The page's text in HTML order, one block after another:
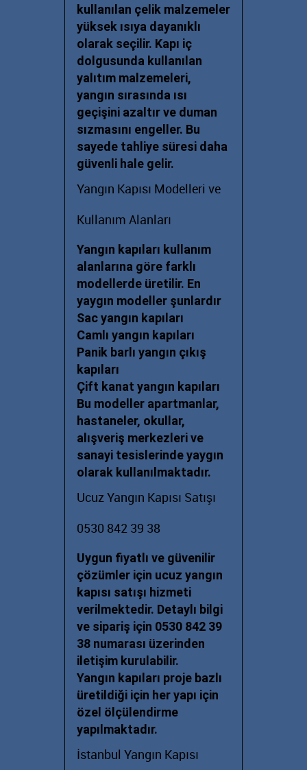
kullanılan çelik malzemeler
yüksek ısıya dayanıklı
olarak seçilir. Kapı iç
dolgusunda kullanılan
yalıtım malzemeleri,
yangın sırasında ısı
geçişini azaltır ve duman
sızmasını engeller. Bu
sayede tahliye süresi daha
güvenli hale gelir.
Yangın Kapısı Modelleri ve
Kullanım Alanları
Yangın kapıları kullanım
alanlarına göre farklı
modellerde üretilir. En
yaygın modeller şunlardır
Sac yangın kapıları
Camlı yangın kapıları
Panik barlı yangın çıkış
kapıları
Çift kanat yangın kapıları
Bu modeller apartmanlar,
hastaneler, okullar,
alışveriş merkezleri ve
sanayi tesislerinde yaygın
olarak kullanılmaktadır.
Ucuz Yangın Kapısı Satışı
0530 842 39 38
Uygun fiyatlı ve güvenilir
çözümler için ucuz yangın
kapısı satışı hizmeti
verilmektedir. Detaylı bilgi
ve sipariş için 0530 842 39
38 numarası üzerinden
iletişim kurulabilir.
Yangın kapıları proje bazlı
üretildiği için her yapı için
özel ölçülendirme
yapılmaktadır.
İstanbul Yangın Kapısı